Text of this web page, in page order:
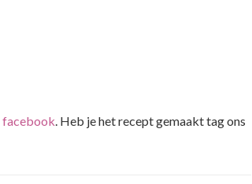
facebook. Heb je het recept gemaakt tag ons